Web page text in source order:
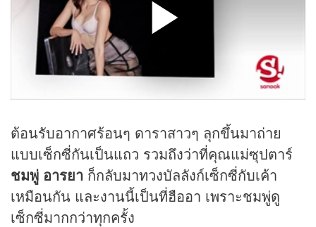
ต้อนรับอากาศร้อนๆ ดาราสาวๆ ลุกขึ้นมาถ่าย
แบบเซ็กซี่กันเป็นแถว รวมถึงว่าที่คุณแม่ซุปตาร์
ชมพู่ อารยา ก็กลับมาทวงบัลลังก์เซ็กซี่กับเค้า
เหมือนกัน และงานนี้เป็นที่ฮืออา เพราะชมพู่ดู
เซ็กซี่มากกว่าทุกครั้ง